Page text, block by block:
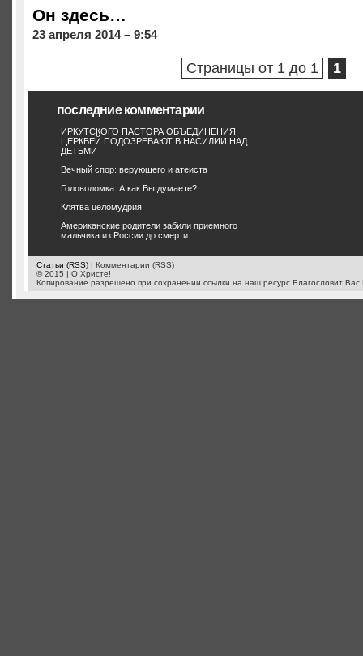
Он здесь…
23 апреля 2014 – 9:54
Страницы от 1 до 1 1
последние комментарии
ИРКУТСКОГО ПАСТОРА ОБЪЕДИНЕНИЯ
ЦЕРКВЕЙ ПОДОЗРЕВАЮТ В НАСИЛИИ НАД
ДЕТЬМИ
Вечный спор: верующего и атеиста
Головоломка. А как Вы думаете?
Клятва целомудрия
Американские родители забили приемного
мальчика из России до смерти
Статьи (RSS) | Комментарии (RSS)
© 2015 | О Христе!
Копирование разрешено при сохранении ссылки на наш ресурс.Благословит Вас